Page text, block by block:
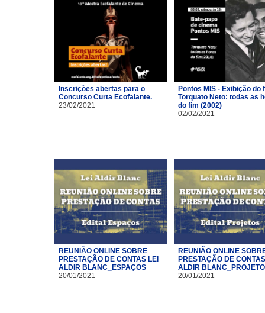
Inscrições abertas para o
Concurso Curta Ecofalante.
23/02/2021
Pontos MIS - Exibição do
Torquato Neto: todas as
do fim (2002)
02/02/2021
REUNIÃO ONLINE SOBRE
PRESTAÇÃO DE CONTAS LEI
ALDIR BLANC_ESPAÇOS
20/01/2021
REUNIÃO ONLINE
PRESTAÇÃO DE
ALDIR
20/01/2021